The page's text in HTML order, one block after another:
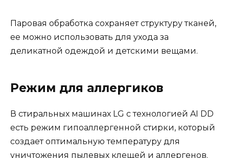
Паровая обработка сохраняет структуру тканей,
ее можно использовать для ухода за
деликатной одеждой и детскими вещами.
Режим для аллергиков
В стиральных машинах LG с технологией AI DD
есть режим гипоаллергенной стирки, который
создает оптимальную температуру для
уничтожения пылевых клещей и аллергенов.